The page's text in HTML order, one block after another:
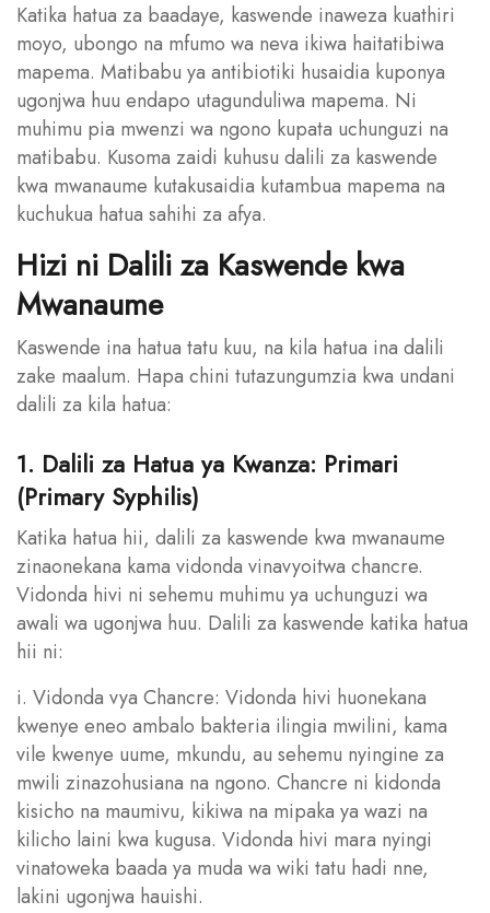
Katika hatua za baadaye, kaswende inaweza kuathiri
moyo, ubongo na mfumo wa neva ikiwa haitatibiwa
mapema. Matibabu ya antibiotiki husaidia kuponya
ugonjwa huu endapo utagunduliwa mapema. Ni
muhimu pia mwenzi wa ngono kupata uchunguzi na
matibabu. Kusoma zaidi kuhusu dalili za kaswende
kwa mwanaume kutakusaidia kutambua mapema na
kuchukua hatua sahihi za afya.
Hizi ni Dalili za Kaswende kwa
Mwanaume
Kaswende ina hatua tatu kuu, na kila hatua ina dalili
zake maalum. Hapa chini tutazungumzia kwa undani
dalili za kila hatua:
1. Dalili za Hatua ya Kwanza: Primari
(Primary Syphilis)
Katika hatua hii, dalili za kaswende kwa mwanaume
zinaonekana kama vidonda vinavyoitwa chancre.
Vidonda hivi ni sehemu muhimu ya uchunguzi wa
awali wa ugonjwa huu. Dalili za kaswende katika hatua
hii ni:
i. Vidonda vya Chancre: Vidonda hivi huonekana
kwenye eneo ambalo bakteria ilingia mwilini, kama
vile kwenye uume, mkundu, au sehemu nyingine za
mwili zinazohusiana na ngono. Chancre ni kidonda
kisicho na maumivu, kikiwa na mipaka ya wazi na
kilicho laini kwa kugusa. Vidonda hivi mara nyingi
vinatoweka baada ya muda wa wiki tatu hadi nne,
lakini ugonjwa hauishi.